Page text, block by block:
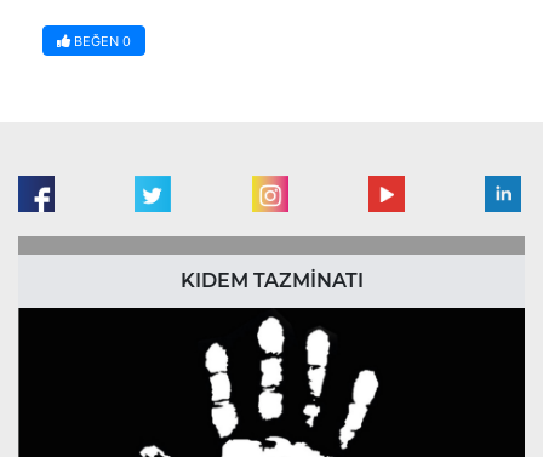
BEĞEN 0
KIDEM TAZMİNATI